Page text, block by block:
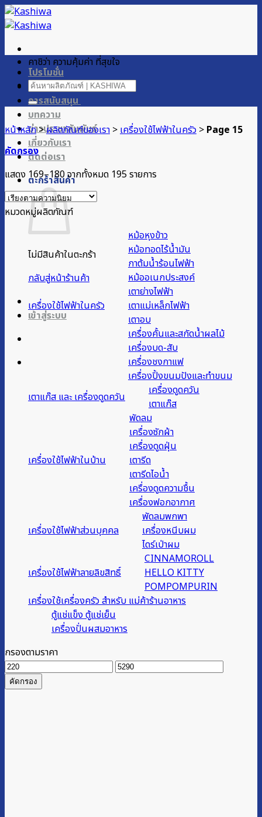
ข้าม
ไป
เนื้อหา
โปรโมชั่น
ผลิตภัณฑ์ของเรา
การสนับสนุน
บทความ
ข่าวประชาสัมพันธ์
เกี่ยวกับเรา
ติดต่อเรา
ตะกร้าสินค้า
ไม่มีสินค้าในตะกร้า
กลับสู่หน้าร้านค้า
เข้าสู่ระบบ
คาชิว่า ความคุ้มค่า ที่สุขใจ
ค้นหา:
หน้าหลัก>ผลิตภัณฑ์ของเรา >เครื่องใช้ไฟฟ้าในครัว > Page 15
คัดกรอง
แสดง 169–180 จากทั้งหมด 195 รายการ
หมวดหมู่ผลิตภัณฑ์
เครื่องใช้ไฟฟ้าในครัว
หม้อหุงข้าว
หม้อทอดไร้น้ำมัน
กาต้มน้ำร้อนไฟฟ้า
หม้ออเนกประสงค์
เตาย่างไฟฟ้า
เตาแม่เหล็กไฟฟ้า
เตาอบ
เครื่องคั้นและสกัดน้ำผลไม้
เครื่องบด-สับ
เครื่องชงกาแฟ
เครื่องปิ้งขนมปังและทำขนม
เตาแก๊ส และ เครื่องดูดควัน
เครื่องดูดควัน
เตาแก๊ส
เครื่องใช้ไฟฟ้าในบ้าน
พัดลม
เครื่องซักผ้า
เครื่องดูดฝุ่น
เตารีด
เตารีดไอน้ำ
เครื่องดูดความชื้น
เครื่องฟอกอากาศ
เครื่องใช้ไฟฟ้าส่วนบุคคล
พัดลมพกพา
เครื่องหนีบผม
ไดร์เป่าผม
เครื่องใช้ไฟฟ้าลายลิขสิทธิ์
CINNAMOROLL
HELLO KITTY
POMPOMPURIN
เครื่องใช้เครื่องครัว สำหรับ แม่ค้าร้านอาหาร
ตู้แช่แข็ง ตู้แช่เย็น
เครื่องปั่นผสมอาหาร
กรองตามราคา
ราคา
ต่ำ
สุด
ราคา
คัดกรอง